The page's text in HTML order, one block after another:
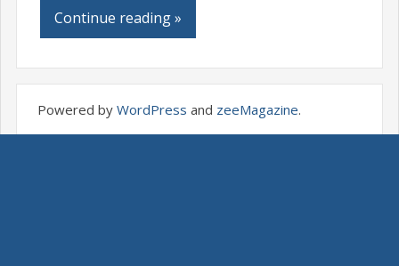
Continue reading »
Powered by WordPress and zeeMagazine.